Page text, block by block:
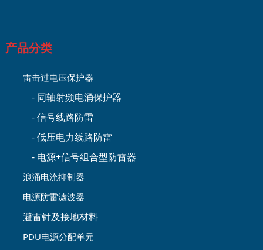
产品分类
雷击过电压保护器
- 同轴射频电涌保护器
- 信号线路防雷
- 低压电力线路防雷
- 电源+信号组合型防雷器
浪涌电流抑制器
电源防雷滤波器
避雷针及接地材料
PDU电源分配单元